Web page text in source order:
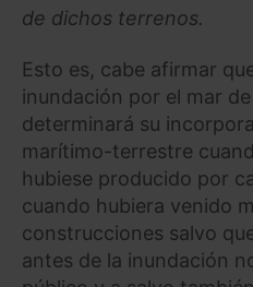
de dichos terrenos.
Esto es, cabe afirmar
inundación por el mar
determinará su
marítimo-terrestre
hubiese producido por
cuando hubiera venido
construcciones salvo
antes de la inundación